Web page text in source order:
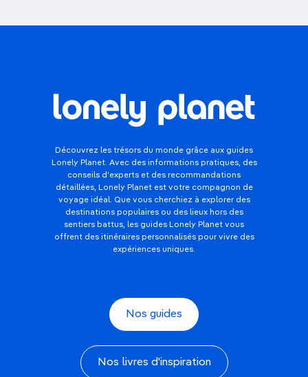
Découvrez les trésors du monde grâce aux guides
Lonely Planet. Avec des informations pratiques, des
conseils d'experts et des recommandations
détaillées, Lonely Planet est votre compagnon de
voyage idéal. Que vous cherchiez à explorer des
destinations populaires ou des lieux hors des
sentiers battus, les guides Lonely Planet vous
offrent des itinéraires personnalisés pour vivre des
expériences uniques.
Nos guides
Nos livres d'inspiration